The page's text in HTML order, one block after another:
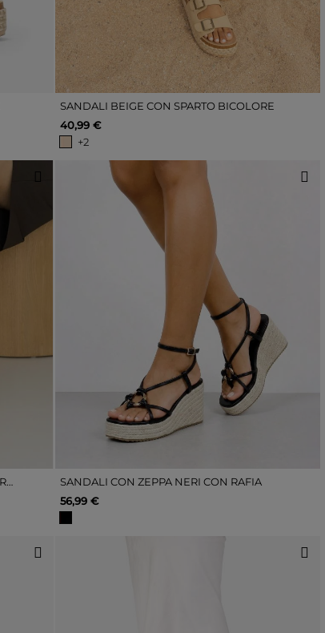
SANDALI BEIGE CON SPARTO BICOLORE
40,99 €
+2
SANDALI CON ZEPPA ESPADRILLAS MARRONI
SANDALI CON ZEPPA NERI CON RAFIA
56,99 €